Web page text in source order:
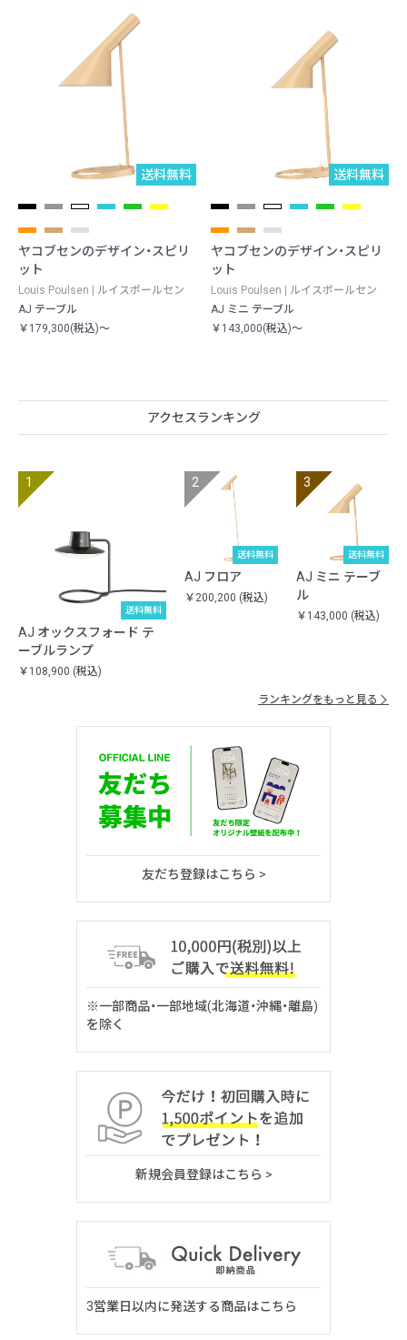
予約品
送料無料
ヤコブセンのデザイン・スピリ
ット
Louis Poulsen | ルイスポールセン
AJ テーブル
￥179,300(税込)～
予約品
送料無料
ヤコブセンのデザイン・スピリ
ット
Louis Poulsen | ルイスポールセン
AJ ミニ テーブル
￥143,000(税込)～
アクセスランキング
送料無料
AJ オックスフォード テ
ーブルランプ
￥108,900 (税込)
予約品
送料無料
AJ フロア
￥200,200 (税込)
予約品
送料無料
AJ ミニ テーブ
ル
￥143,000 (税込)
ランキングをもっと見る
友だち登録はこちら >
※一部商品・一部地域(北海道・沖縄・離島)
を除く
新規会員登録はこちら >
3営業日以内に発送する商品はこちら